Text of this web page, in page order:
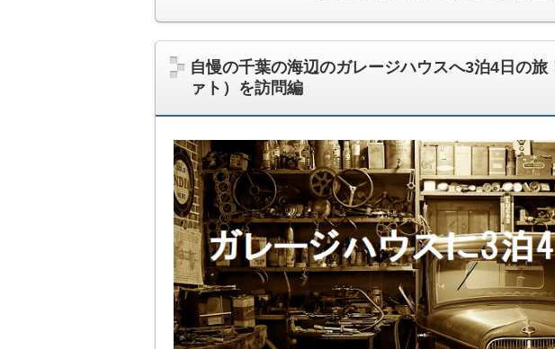
自慢の千葉の海辺のガレージハウスへ3泊4日の
ァト）を訪問編